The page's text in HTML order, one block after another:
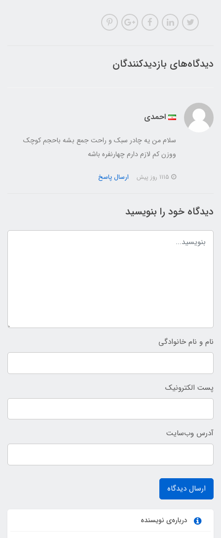
دیدگاه‌های بازدیدکنندگان
احمدی
سلام من یه چادر سبک و راحت جمع بشه باحجم کوچک
ووزن کم لازم دارم چهارنفره باشه
ارسال پاسخ
دیدگاه خود را بنویسید
نام و نام خانوادگی
پست الکترونیک
آدرس وب‌سایت
ارسال دیدگاه
درباره‌ی نویسنده